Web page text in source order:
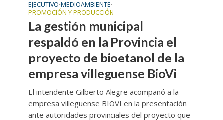
EJECUTIVO•MEDIOAMBIENTE•
PROMOCIÓN Y PRODUCCIÓN
La gestión municipal
respaldó en la Provincia el
proyecto de bioetanol de la
empresa villeguense BioVi
El intendente Gilberto Alegre acompañó a la
empresa villeguense BIOVI en la presentación
ante autoridades provinciales del proyecto que